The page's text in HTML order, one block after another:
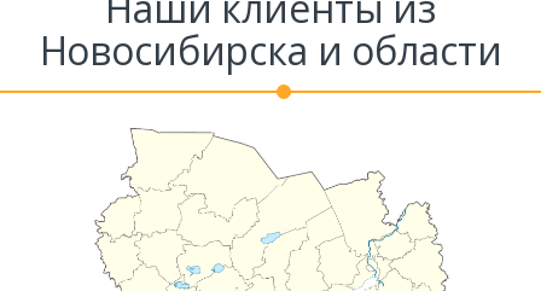
Комментарий к заказу
Новосибирска и области